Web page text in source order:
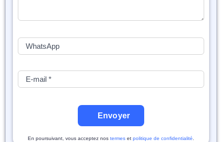
Envoyer
En poursuivant, vous acceptez nos termes et politique de confidentialité